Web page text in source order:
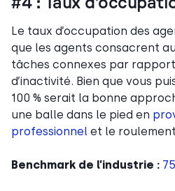
#4 : Taux
Le taux d’occupation des
que les agents consacrent
tâches connexes par
d’inactivité. Bien que vous
100 % serait la bonne
une balle dans le pied en
professionnel et le
Benchmark de l’industrie :